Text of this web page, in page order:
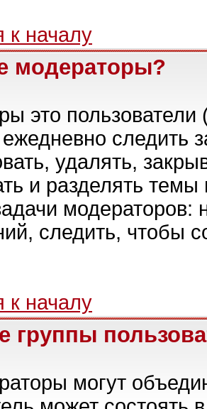
к началу
модераторы?
это пользователи
следить
удалять,
и разделять темы
модераторов:
следить, чтобы
к началу
группы
могут